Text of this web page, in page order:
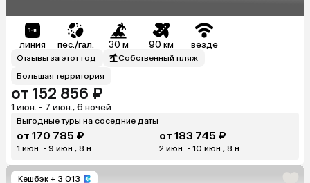
линия пес./гал. 30 м 90 км везде
Отзывы за этот год
Собственный пляж
Большая территория
от 152 856 ₽
1 июн. - 7 июн., 6 ночей
Выгодные туры на соседние даты
от 170 785 ₽
1 июн. - 9 июн., 8 н.
от 183 745 ₽
2 июн. - 10 июн., 8 н.
Кешбэк + 3 013